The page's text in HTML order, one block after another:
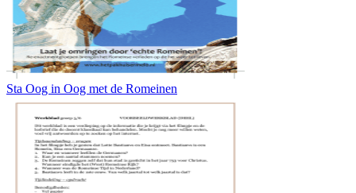
Sta Oog in Oog met de Romeinen